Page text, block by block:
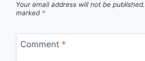
Your email address will not be published.
marked *
Comment *